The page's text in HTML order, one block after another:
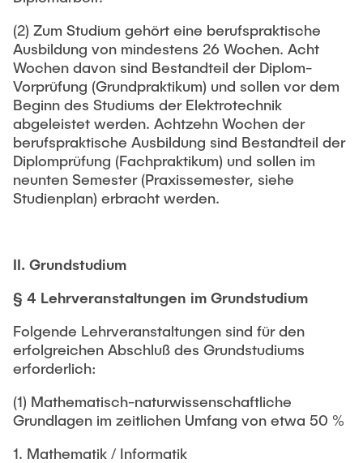
(2) Zum Studium gehört eine berufspraktische
Ausbildung von mindestens 26 Wochen. Acht
Wochen davon sind Bestandteil der Diplom-
Vorprüfung (Grundpraktikum) und sollen vor dem
Beginn des Studiums der Elektrotechnik
abgeleistet werden. Achtzehn Wochen der
berufspraktische Ausbildung sind Bestandteil der
Diplomprüfung (Fachpraktikum) und sollen im
neunten Semester (Praxissemester, siehe
Studienplan) erbracht werden.
II. Grundstudium
§ 4 Lehrveranstaltungen im Grundstudium
Folgende Lehrveranstaltungen sind für den
erfolgreichen Abschluß des Grundstudiums
erforderlich:
(1) Mathematisch-naturwissenschaftliche
Grundlagen im zeitlichen Umfang von etwa 50 %
1. Mathematik / Informatik